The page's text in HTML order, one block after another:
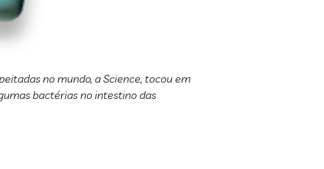
no mundo, a Science, tocou em
bactérias no intestino das